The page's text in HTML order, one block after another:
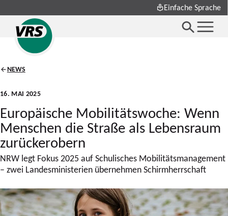
Einfache Sprache
NEWS
16. MAI 2025
Europäische Mobilitätswoche: Wenn
Menschen die Straße als Lebensraum
zurückerobern
NRW legt Fokus 2025 auf Schulisches Mobilitätsmanagement
– zwei Landesministerien übernehmen Schirmherrschaft